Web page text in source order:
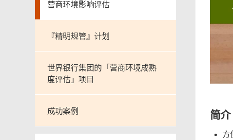
营商环境影响评估
『精明规管』计划
世界银行集团的「营商环境成熟
度评估」项目
成功案例 简介
方